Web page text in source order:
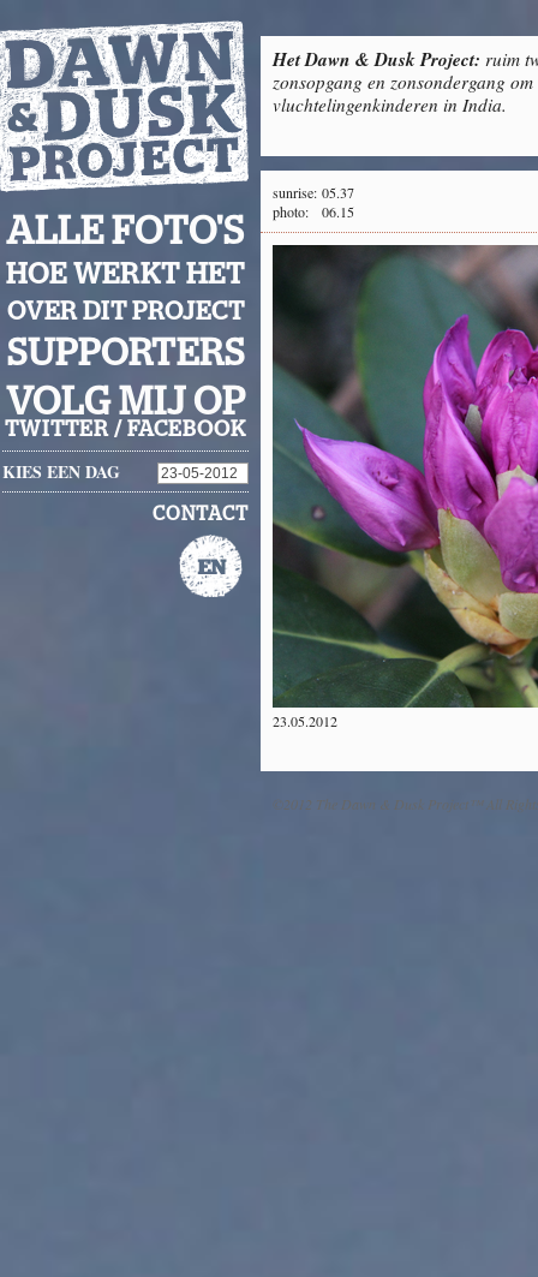
Het Dawn & Dusk Project: ruim
zonsopgang en zonsondergang
vluchtelingenkinderen in India.
ALLE FOTO'S
HOE WERKT HET
OVER DIT PROJECT
SUPPORTERS
VOLG MIJ OP
TWITTER / FACEBOOK
KIES EEN DAG
CONTACT
sunrise: 05.37
photo:
06.15
23.05.2012
©2012 The Dawn & Dusk Project™ All